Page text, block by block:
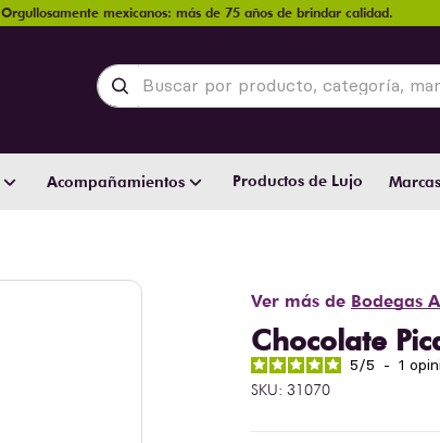
Orgullosamente mexicanos: más de 75 años de brindar calidad.
Buscar por producto, categoría, marca y
Acompañamientos Productos de Lujo Marcas
Ver más de Bodegas
Chocolate
5/5 - 1
SKU: 31070